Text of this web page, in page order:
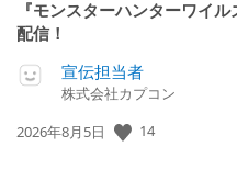
『モンスターハンターワイ
配信！
宣伝担当者
株式会社カプコン
公
2026年8月5日 14